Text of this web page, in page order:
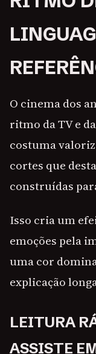
O cinema dos
ritmo da TV e
costuma
cortes que
construídas
Isso cria um
emoções pela
uma cor
explicação
LEITURA
ASSISTE